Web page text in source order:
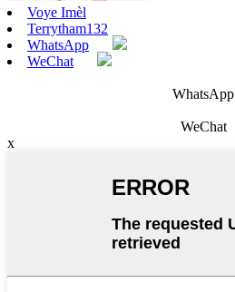
Voye Imèl
Terrytham132
WhatsApp
WeChat
WhatsApp
WeChat
x